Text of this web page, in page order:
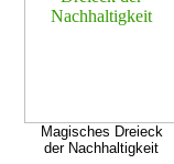
Magisches Dreieck
der Nachhaltigkeit